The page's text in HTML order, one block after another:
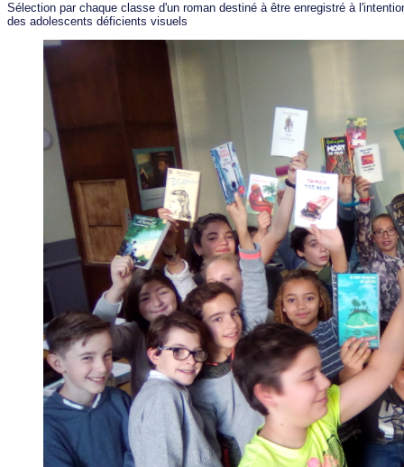
Sélection par chaque classe d'un roman destiné à être enregistré à
des adolescents déficients visuels